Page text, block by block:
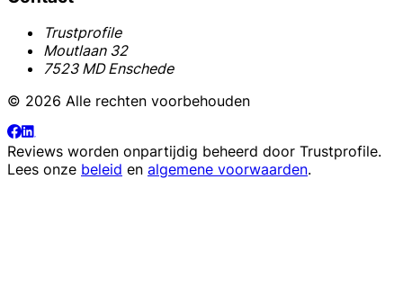
Trustprofile
Moutlaan 32
7523 MD Enschede
© 2026 Alle rechten voorbehouden
Reviews worden onpartijdig beheerd door Trustprofile.
Lees onze beleid en algemene voorwaarden.